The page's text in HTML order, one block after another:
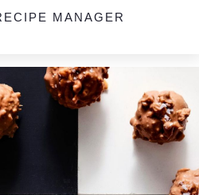
MANAGER